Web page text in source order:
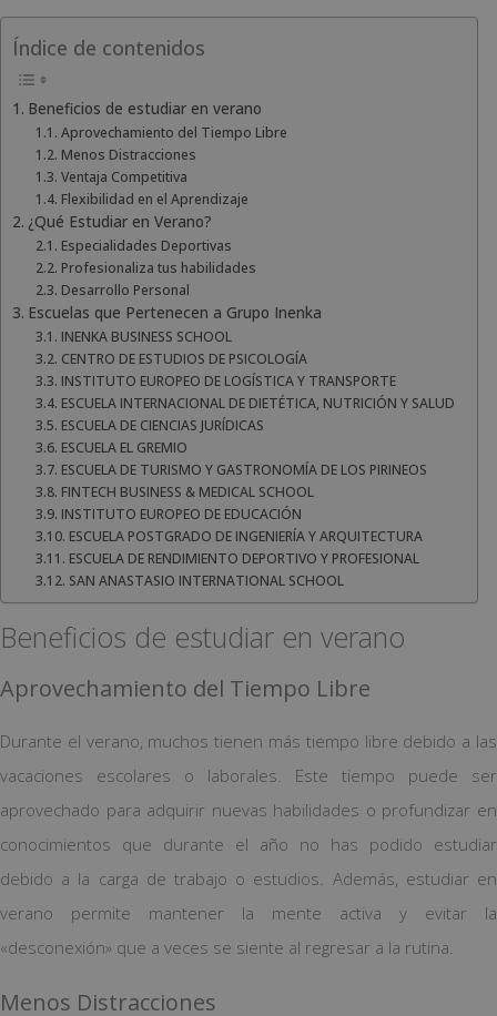
Índice de contenidos
Beneficios de estudiar en verano
Aprovechamiento del Tiempo Libre
Menos Distracciones
Ventaja Competitiva
Flexibilidad en el Aprendizaje
¿Qué Estudiar en Verano?
Especialidades Deportivas
Profesionaliza tus habilidades
Desarrollo Personal
Escuelas que Pertenecen a Grupo Inenka
INENKA BUSINESS SCHOOL
CENTRO DE ESTUDIOS DE PSICOLOGÍA
INSTITUTO EUROPEO DE LOGÍSTICA Y TRANSPORTE
ESCUELA INTERNACIONAL DE DIETÉTICA, NUTRICIÓN Y SALUD
ESCUELA DE CIENCIAS JURÍDICAS
ESCUELA EL GREMIO
ESCUELA DE TURISMO Y GASTRONOMÍA DE LOS PIRINEOS
FINTECH BUSINESS & MEDICAL SCHOOL
INSTITUTO EUROPEO DE EDUCACIÓN
ESCUELA POSTGRADO DE INGENIERÍA Y ARQUITECTURA
ESCUELA DE RENDIMIENTO DEPORTIVO Y PROFESIONAL
SAN ANASTASIO INTERNATIONAL SCHOOL
Beneficios de estudiar en verano
Aprovechamiento del Tiempo Libre
Durante el verano, muchos tienen más tiempo libre debido a las
vacaciones escolares o laborales. Este tiempo puede ser
aprovechado para adquirir nuevas habilidades o profundizar en
conocimientos que durante el año no has podido estudiar
debido a la carga de trabajo o estudios. Además, estudiar en
verano permite mantener la mente activa y evitar la
«desconexión» que a veces se siente al regresar a la rutina.
Menos Distracciones